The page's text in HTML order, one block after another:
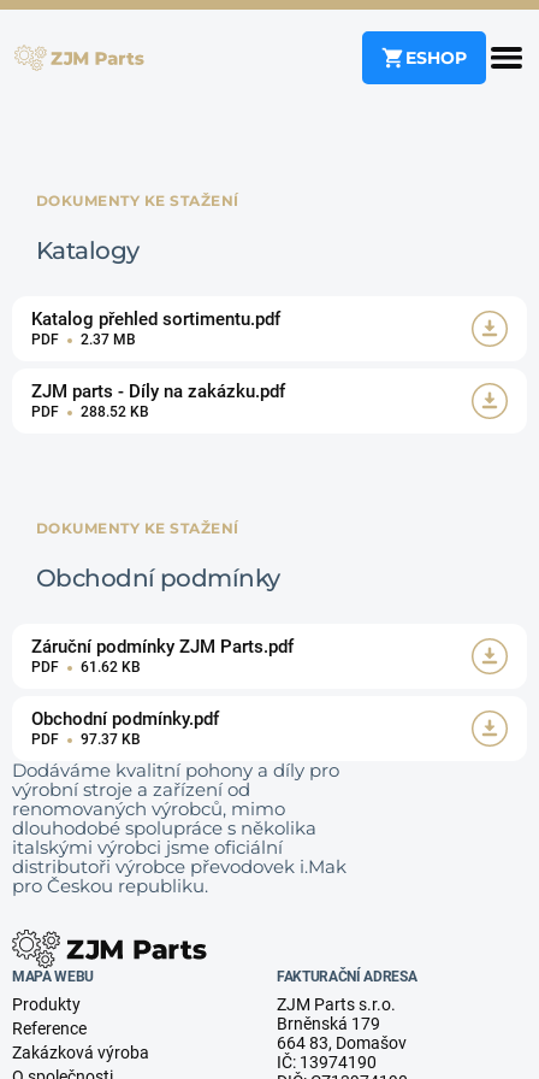
ESHOP
DOKUMENTY KE STAŽENÍ
Katalogy
Katalog přehled sortimentu.pdf
PDF 2.37 MB
ZJM parts - Díly na zakázku.pdf
PDF 288.52 KB
DOKUMENTY KE STAŽENÍ
Obchodní podmínky
Záruční podmínky ZJM Parts.pdf
PDF 61.62 KB
Obchodní podmínky.pdf
PDF 97.37 KB
Dodáváme kvalitní pohony a díly pro
výrobní stroje a zařízení od
renomovaných výrobců, mimo
dlouhodobé spolupráce s několika
italskými výrobci jsme oficiální
distributoři výrobce převodovek i.Mak
pro Českou republiku.
MAPA WEBU
Produkty
Reference
Zakázková výroba
FAKTURAČNÍ ADRESA
ZJM Parts s.r.o.
Brněnská 179
664 83, Domašov
IČ: 13974190